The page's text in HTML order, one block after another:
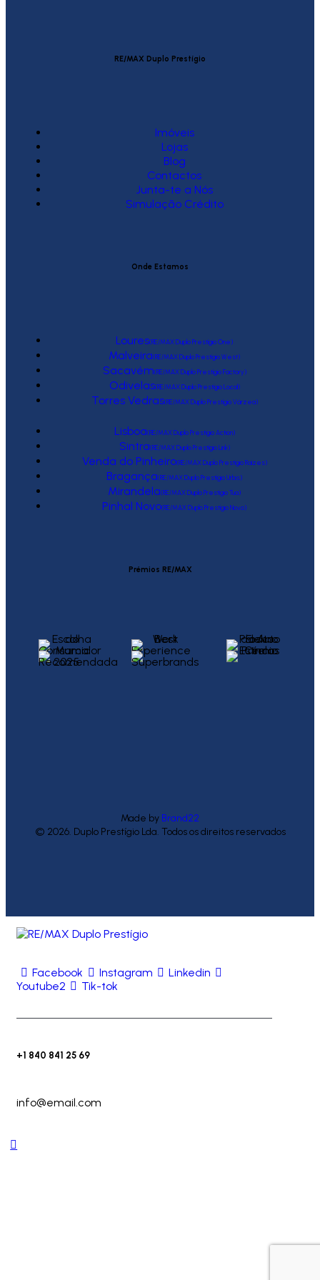
RE/MAX Duplo Prestígio
Imóveis
Lojas
Blog
Contactos
Junta-te a Nós
Simulação Crédito
Onde Estamos
Loures(RE/MAX Duplo Prestígio One)
Malveira(RE/MAX Duplo Prestígio West)
Sacavém(RE/MAX Duplo Prestígio Factory)
Odivelas(RE/MAX Duplo Prestígio Local)
Torres Vedras(RE/MAX Duplo Prestígio Várzea)
Lisboa(RE/MAX Duplo Prestígio Action)
Sintra(RE/MAX Duplo Prestígio Link)
Venda do Pinheiro(RE/MAX Duplo Prestígio Raízes)
Bragança(RE/MAX Duplo Prestígio Urbis)
Mirandela(RE/MAX Duplo Prestígio Tua)
Pinhal Novo(RE/MAX Duplo Prestígio Novo)
Prémios RE/MAX
Made by Brand22
© 2026. Duplo Prestígio Lda. Todos os direitos reservados
Facebook Instagram
Linkedin
Youtube2
Tik-tok
+1 840 841 25 69
info@email.com